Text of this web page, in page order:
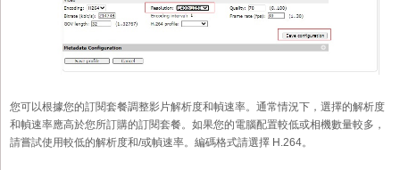
您可以根據您的訂閱套餐調整影片解析度和幀速率。通常情況下，選擇的解析度
和幀速率應高於您所訂購的訂閱套餐。如果您的電腦配置較低或相機數量較多，
請嘗試使用較低的解析度和/或幀速率。編碼格式請選擇 H.264。